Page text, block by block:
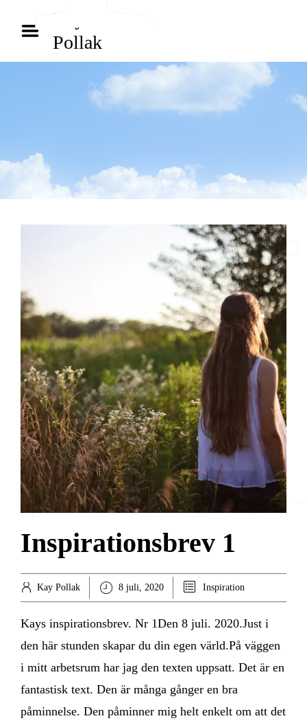
Kay
Pollak
Inspirationsbrev 1
Kay Pollak 8 juli, 2020 Inspiration
Kays inspirationsbrev. Nr 1Den 8 juli. 2020.Just i
den här stunden skapar du din egen värld.På väggen
i mitt arbetsrum har jag den texten uppsatt. Det är en
fantastisk text. Den är många gånger en bra
påminnelse. Den påminner mig helt enkelt om att det
Poddar